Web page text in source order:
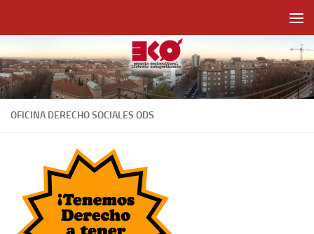
OFICINA DERECHO SOCIALES ODS